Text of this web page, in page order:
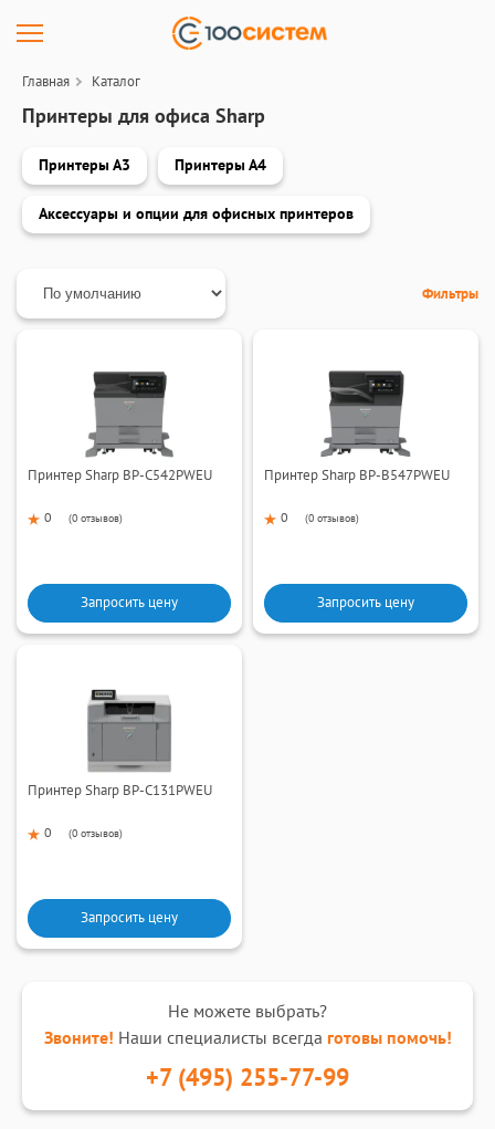
Главная Каталог
Принтеры для офиса Sharp
Принтеры А3 Принтеры А4
Аксессуары и опции для офисных принтеров
Фильтры
Принтер Sharp BP-C542PWEU
0 (0 отзывов)
Запросить цену
Принтер Sharp BP-B547PWEU
0 (0 отзывов)
Запросить цену
Принтер Sharp BP-C131PWEU
0 (0 отзывов)
Запросить цену
Не можете выбрать?
Звоните! Наши специалисты всегда готовы помочь!
+7 (495) 255-77-99